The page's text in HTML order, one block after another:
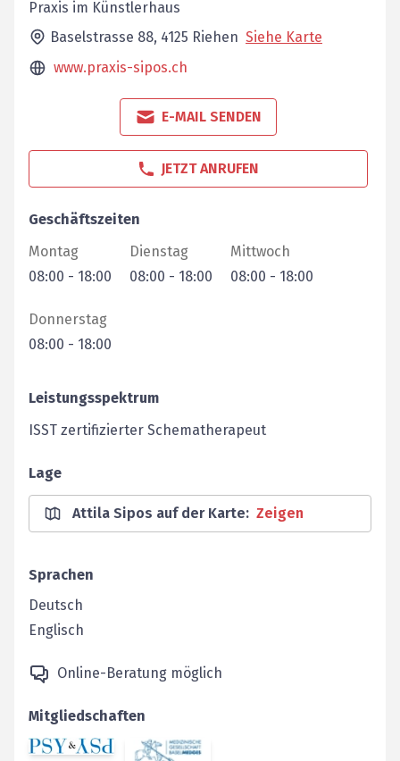
Praxis im Künstlerhaus
Baselstrasse 88, 4125 Riehen Siehe Karte
www.praxis-sipos.ch
E-MAIL SENDEN
JETZT ANRUFEN
Geschäftszeiten
Montag
08:00 - 18:00
Dienstag
08:00 - 18:00
Mittwoch
08:00 - 18:00
Donnerstag
08:00 - 18:00
Leistungsspektrum
ISST zertifizierter Schematherapeut
Lage
Attila Sipos auf der Karte: Zeigen
Sprachen
Deutsch
Englisch
Online-Beratung möglich
Mitgliedschaften